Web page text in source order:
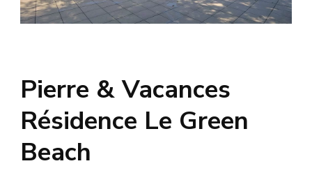
Pierre & Vacances
Résidence Le Green
Beach